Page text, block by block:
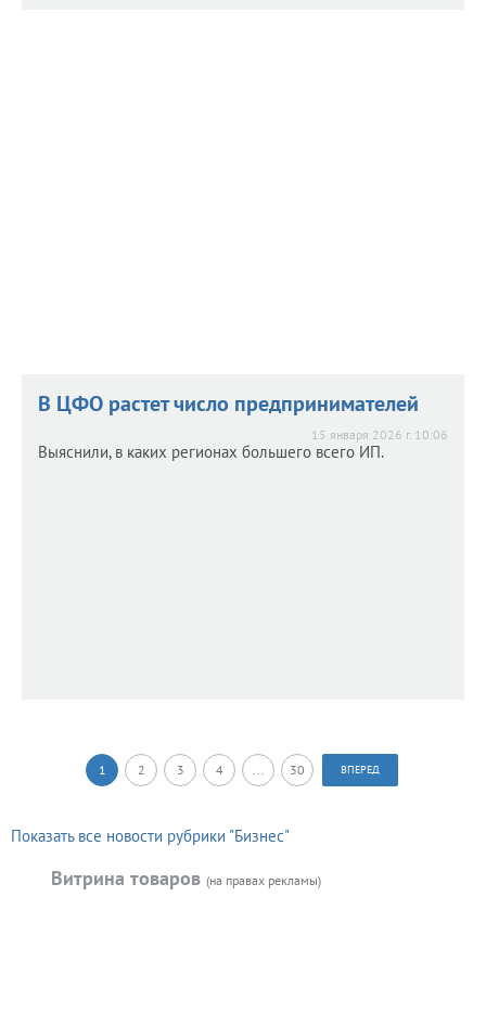
В ЦФО растет число предпринимателей
15 января 2026 г. 10:06
Выяснили, в каких регионах большего всего ИП.
1 2 3 4 30 ВПЕРЕД
Показать все новости рубрики "Бизнес"
Витрина товаров (на правах рекламы)